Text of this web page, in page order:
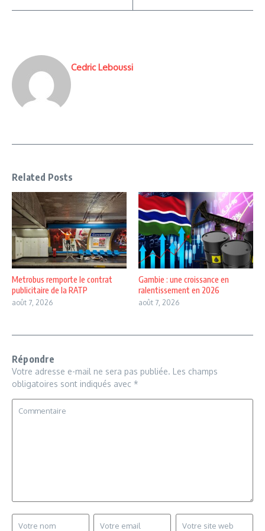
Cedric Leboussi
Related Posts
Metrobus remporte le contrat
publicitaire de la RATP
août 7, 2026
Gambie : une croissance en
ralentissement en 2026
août 7, 2026
Répondre
Votre adresse e-mail ne sera pas publiée. Les champs
obligatoires sont indiqués avec *